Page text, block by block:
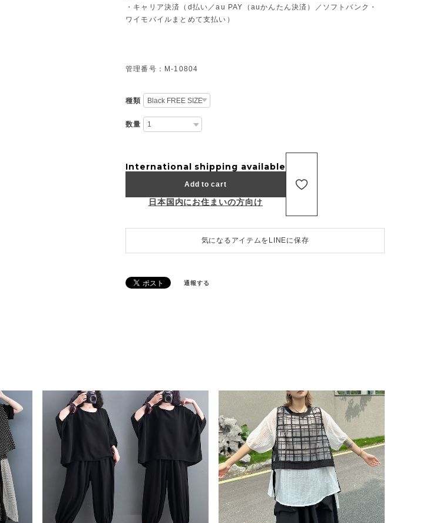
・キャリア決済（d払い／au PAY（auかんたん決済）／ソフトバンク・
ワイモバイルまとめて支払い）
管理番号：M-10804
種類
数量
International shipping available
Add to cart
日本国内にお住まいの方向け
気になるアイテムをLINEに保存
通報する